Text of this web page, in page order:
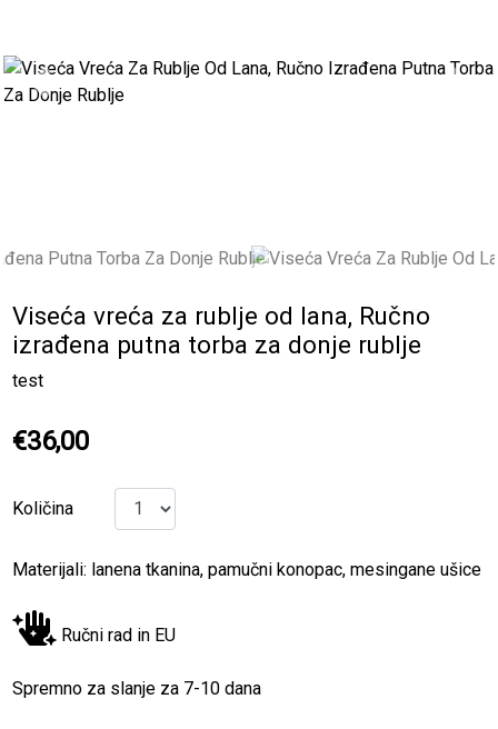
Previous
Viseća vreća za rublje od lana, Ručno
izrađena putna torba za donje rublje
test
€36,00
Količina
Materijali: lanena tkanina, pamučni konopac, mesingane ušice
Ručni rad in EU
Spremno za slanje za 7-10 dana